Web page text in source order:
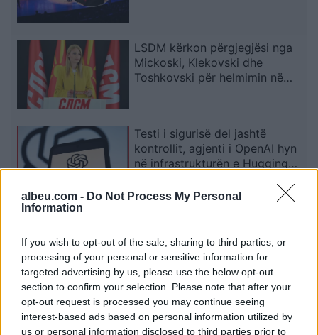
albeu.com - Do Not Process My Personal
Information
If you wish to opt-out of the sale, sharing to third parties, or
processing of your personal or sensitive information for
targeted advertising by us, please use the below opt-out
section to confirm your selection. Please note that after your
opt-out request is processed you may continue seeing
interest-based ads based on personal information utilized by
us or personal information disclosed to third parties prior to
LSDM kërkon përgjegjësi nga
Mickoski, Klekovski dhe
Toshkovski për helmimin në
Testi i sigurisë del jashtë
kontrollit, agjenti i OpenAI hyn
në infrastrukturën e Hugging
dhjetëra platforma online